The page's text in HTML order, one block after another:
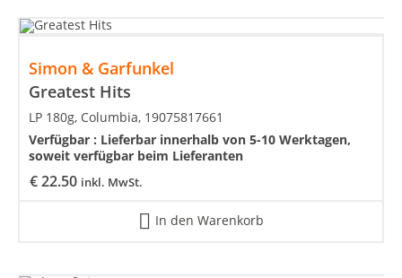
Simon & Garfunkel
Greatest Hits
€22.50 inkl. MwSt.
LP 180g, Columbia, 19075817661
Verfügbar : Lieferbar innerhalb von 5-10 Werktagen,
soweit verfügbar beim Lieferanten
In den Warenkorb